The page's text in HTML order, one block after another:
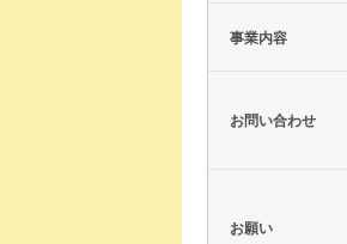
事業内容
お問い合わせ
お願い